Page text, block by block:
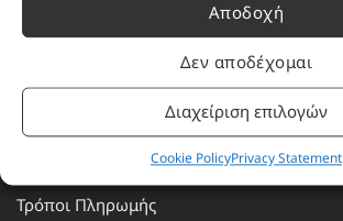
Αποδοχή
Δεν αποδέχομαι
Διαχείριση επιλογών
Cookie PolicyPrivacy Statement
Πληροφορίες
Πρόγραμμα Ανταμοιβής
Τρόποι Πληρωμής